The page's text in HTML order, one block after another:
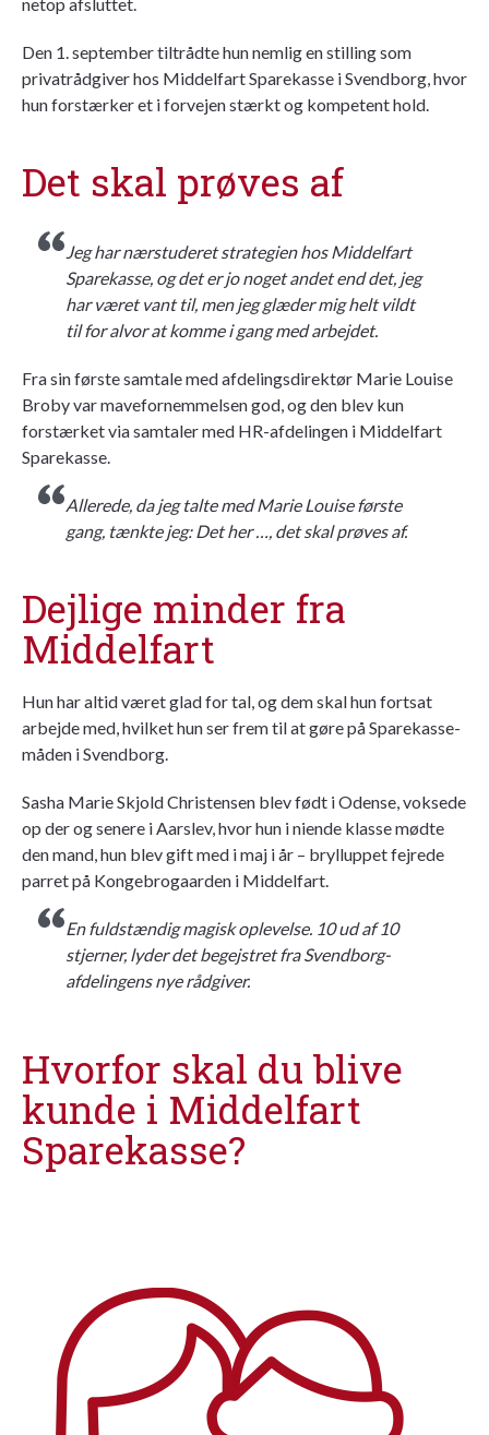
Den 1. september tiltrådte hun nemlig en stilling som
privatrådgiver hos Middelfart Sparekasse i Svendborg, hvor
hun forstærker et i forvejen stærkt og kompetent hold.
Det skal prøves af
Jeg har nærstuderet strategien hos Middelfart
Sparekasse, og det er jo noget andet end det, jeg
har været vant til, men jeg glæder mig helt vildt
til for alvor at komme i gang med arbejdet.
Fra sin første samtale med afdelingsdirektør Marie Louise
Broby var mavefornemmelsen god, og den blev kun
forstærket via samtaler med HR-afdelingen i Middelfart
Sparekasse.
Allerede, da jeg talte med Marie Louise første
gang, tænkte jeg: Det her …, det skal prøves af.
Dejlige minder fra
Middelfart
Hun har altid været glad for tal, og dem skal hun fortsat
arbejde med, hvilket hun ser frem til at gøre på Sparekasse-
måden i Svendborg.
Sasha Marie Skjold Christensen blev født i Odense, voksede
op der og senere i Aarslev, hvor hun i niende klasse mødte
den mand, hun blev gift med i maj i år – brylluppet fejrede
parret på Kongebrogaarden i Middelfart.
En fuldstændig magisk oplevelse. 10 ud af 10
stjerner, lyder det begejstret fra Svendborg-
afdelingens nye rådgiver.
Hvorfor skal du blive
kunde i Middelfart
Sparekasse?